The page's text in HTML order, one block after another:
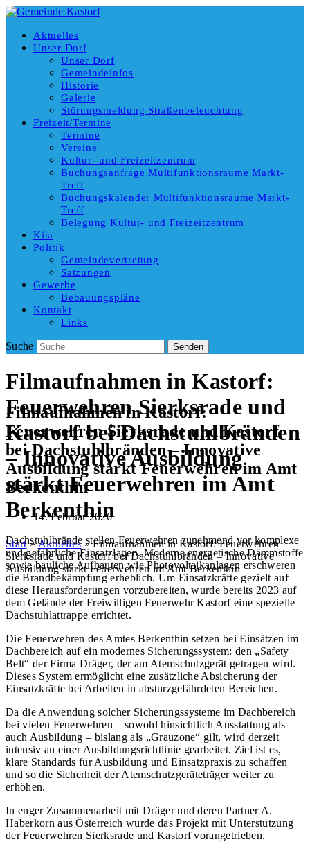
Aktuelles
Unser Dorf
Unser Dorf
Gemeindeinfos
Historie
Galerie
Störungsmeldung Straßenbeleuchtung
Freizeit/Termine
Termine
Vereine
Kultur- und Freizeitzentrum
Buchungsanfrage Multifunktionsräume Markt-
Treff
Buchungskalender Multifunktionsräume Markt-
Treff
Belegung Kultur- und Freizeitzentrum
Kita
Politik
Gemeindevertretung
Satzungen
Gewerbe
Bebauungspläne
Kontakt
Links
Suche Senden
Filmaufnahmen in Kastorf:
Feuerwehren Sierksrade und
Kastorf bei Dachstuhlbränden
– Innovative Ausbildung
stärkt Feuerwehren im Amt
Berkenthin
Start»Aktuelles»Filmaufnahmen in Kastorf: Feuerwehren
Sierksrade und Kastorf bei Dachstuhlbränden – Innovative
Ausbildung stärkt Feuerwehren im Amt Berkenthin
Filmaufnahmen in Kastorf:
Feuerwehren Sierksrade und Kastorf
bei Dachstuhlbränden – Innovative
Ausbildung stärkt Feuerwehren im Amt
Berkenthin
14. Februar 2026
Dachstuhlbrände stellen Feuerwehren zunehmend vor komplexe
und gefährliche Einsatzlagen. Moderne energetische Dämmstoffe
sowie bauliche Aufbauten wie Photovoltaikanlagen erschweren
die Brandbekämpfung erheblich. Um Einsatzkräfte gezielt auf
diese Herausforderungen vorzubereiten, wurde bereits 2023 auf
dem Gelände der Freiwilligen Feuerwehr Kastorf eine spezielle
Dachstuhlattrappe errichtet.
Die Feuerwehren des Amtes Berkenthin setzen bei Einsätzen im
Dachbereich auf ein modernes Sicherungssystem: den „Safety
Belt“ der Firma Dräger, der am Atemschutzgerät getragen wird.
Dieses System ermöglicht eine zusätzliche Absicherung der
Einsatzkräfte bei Arbeiten in absturzgefährdeten Bereichen.
Da die Anwendung solcher Sicherungssysteme im Dachbereich
bei vielen Feuerwehren – sowohl hinsichtlich Ausstattung als
auch Ausbildung – bislang als „Grauzone“ gilt, wird derzeit
intensiv an einer Ausbildungsrichtlinie gearbeitet. Ziel ist es,
klare Standards für Ausbildung und Einsatzpraxis zu schaffen
und so die Sicherheit der Atemschutzgeräteträger weiter zu
erhöhen.
In enger Zusammenarbeit mit Dräger und deren Partner A.
Haberkorn aus Österreich wurde das Projekt mit Unterstützung
der Feuerwehren Sierksrade und Kastorf vorangetrieben.